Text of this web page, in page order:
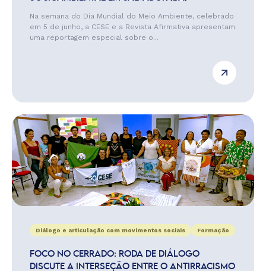
Na semana do Dia Mundial do Meio Ambiente, celebrado
em 5 de junho, a CESE e a Revista Afirmativa apresentam
uma reportagem especial sobre o...
Diálogo e articulação com movimentos sociais Formação
FOCO NO CERRADO: RODA DE DIÁLOGO
DISCUTE A INTERSEÇÃO ENTRE O ANTIRRACISMO